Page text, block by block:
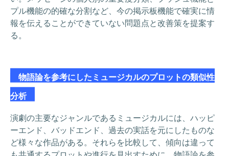
プル機能の的確な分割など、今の掲示板機能で確実に情
報を伝えることができていない問題点と改善策を提案す
る。
物語論を参考にしたミュージカルのプロットの類似性
分析
演劇の主要なジャンルであるミュージカルには、ハッピ
ーエンド、バッドエンド、過去の実話を元にしたものな
ど様々な作品がある。それらを比較して、傾向は違って